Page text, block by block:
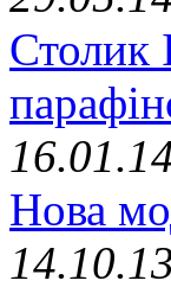
Столик
Нова